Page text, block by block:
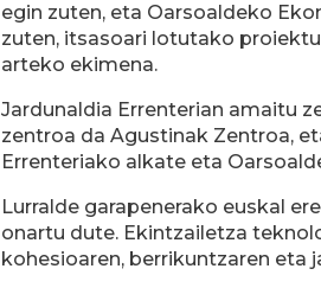
egin zuten, eta Oarsoaldeko
zuten, itsasoari lotutako
arteko ekimena.
Jardunaldia Errenterian amaitu
zentroa da Agustinak Zentroa,
Errenteriako alkate eta
Lurralde garapenerako euskal
onartu dute. Ekintzailetza
kohesioaren, berrikuntzaren eta